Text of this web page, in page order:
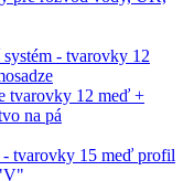
systém - tvarovky 12
tvarovky 12 meď +
na pá
tvarovky 15 meď profil